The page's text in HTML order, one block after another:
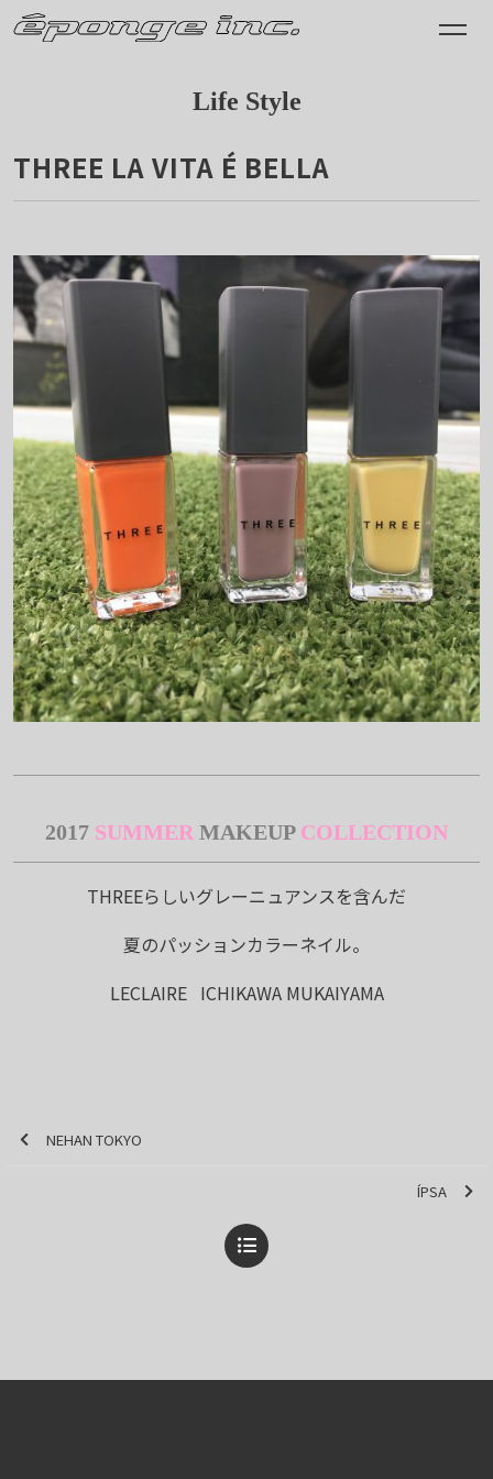
Life Style
THREE LA VITA É BELLA
2017 SUMMER MAKEUP COLLECTION
THREEらしいグレーニュアンスを含んだ
夏のパッションカラーネイル。
LECLAIRE ICHIKAWA MUKAIYAMA
NEHAN TOKYO
ÍPSA